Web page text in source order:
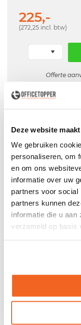
Deze website
We gebruiken
personaliseren, om
en om ons
informatie over uw
partners voor social
partners kunnen
informatie die u aan
verzameld op basis
225,-
(272,25 incl. btw)
Offerte
Niet leverbaar
Leveringin België
Professionele
compartimenten
Kleuren
- Kleur ombouw: